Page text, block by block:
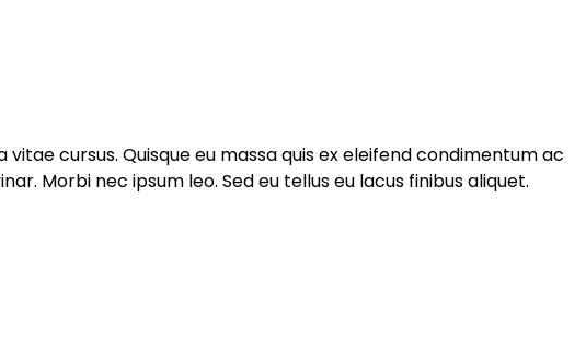
cursus. Quisque eu massa quis ex eleifend condimentum ac
Morbi nec ipsum leo. Sed eu tellus eu lacus finibus aliquet.